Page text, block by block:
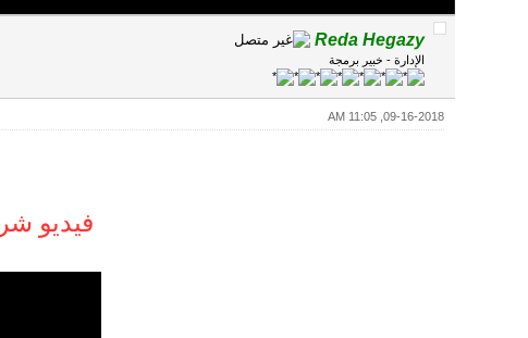
Reda Hegazy
الإدارة - خبير برمجة
09-16-2018, 11:05 AM
فيديو